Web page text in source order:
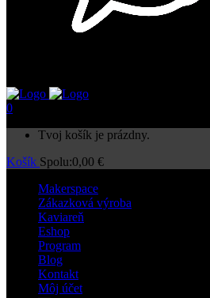
0
Tvoj košík je prázdny.
Košík Spolu:0,00 €
Makerspace
Zákazková výroba
Kaviareň
Eshop
Program
Blog
Kontakt
Môj účet